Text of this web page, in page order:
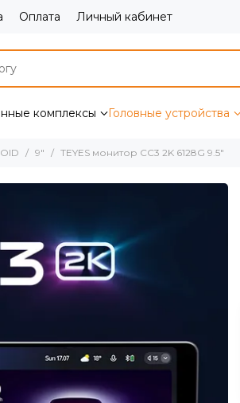
Оплата Личный кабинет
комплексы Головные устройства
9" TEYES монитор CC3 2K 6128G 9.5"